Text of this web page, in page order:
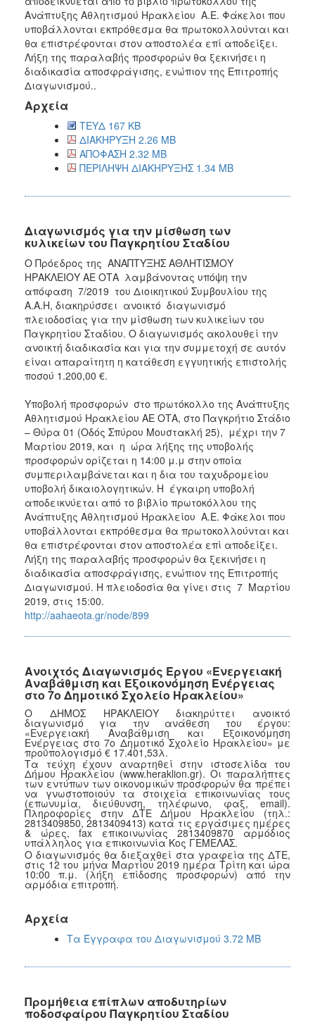
Ανάπτυξης Αθλητισμού Ηρακλείου Α.Ε. Φάκελοι που
υποβάλλονται εκπρόθεσμα θα πρωτοκολλούνται και
θα επιστρέφονται στον αποστολέα επί αποδείξει.
Λήξη της παραλαβής προσφορών θα ξεκινήσει η
διαδικασία αποσφράγισης, ενώπιον της Επιτροπής
Διαγωνισμού..
Αρχεία
ΤΕΥΔ 167 KB
ΔΙΑΚΗΡΥΞΗ 2.26 MB
ΑΠΟΦΑΣΗ 2.32 MB
ΠΕΡΙΛΗΨΗ ΔΙΑΚΗΡΥΞΗΣ 1.34 MB
Διαγωνισμός για την μίσθωση των
κυλικείων του Παγκρητίου Σταδίου
Ο Πρόεδρος της ΑΝΑΠΤΥΞΗΣ ΑΘΛΗΤΙΣΜΟΥ
ΗΡΑΚΛΕΙΟΥ ΑΕ ΟΤΑ λαμβάνοντας υπόψη την
απόφαση 7/2019 του Διοικητικού Συμβουλίου της
Α.Α.Η, διακηρύσσει ανοικτό διαγωνισμό
πλειοδοσίας για την μίσθωση των κυλικείων του
Παγκρητίου Σταδίου. Ο διαγωνισμός ακολουθεί την
ανοικτή διαδικασία και για την συμμετοχή σε αυτόν
είναι απαραίτητη η κατάθεση εγγυητικής επιστολής
ποσού 1.200,00 €.
Υποβολή προσφορών στο πρωτόκολλο της Ανάπτυξης
Αθλητισμού Ηρακλείου ΑΕ ΟΤΑ, στο Παγκρήτιο Στάδιο
– Θύρα 01 (Οδός Σπύρου Μουστακλή 25), μέχρι την 7
Μαρτίου 2019, και η ώρα λήξης της υποβολής
προσφορών ορίζεται η 14:00 μ.μ στην οποία
συμπεριλαμβάνεται και η δια του ταχυδρομείου
υποβολή δικαιολογητικών. Η έγκαιρη υποβολή
αποδεικνύεται από το βιβλίο πρωτοκόλλου της
Ανάπτυξης Αθλητισμού Ηρακλείου Α.Ε. Φάκελοι που
υποβάλλονται εκπρόθεσμα θα πρωτοκολλούνται και
θα επιστρέφονται στον αποστολέα επί αποδείξει.
Λήξη της παραλαβής προσφορών θα ξεκινήσει η
διαδικασία αποσφράγισης, ενώπιον της Επιτροπής
Διαγωνισμού. Η πλειοδοσία θα γίνει στις 7 Μαρτίου
2019, στις 15:00.
http://aahaeota.gr/node/899
Ανοιχτός Διαγωνισμός Έργου «Ενεργειακή
Αναβάθμιση και Εξοικονόμηση Ενέργειας
στο 7ο Δημοτικό Σχολείο Ηρακλείου»
Ο ΔΗΜΟΣ ΗΡΑΚΛΕΙΟΥ διακηρύττει ανοικτό
διαγωνισμό για την ανάθεση του έργου:
«Ενεργειακή Αναβάθμιση και Εξοικονόμηση
Ενέργειας στο 7ο Δημοτικό Σχολείο Ηρακλείου» με
προϋπολογισμό € 17.401,53λ.
Τα τεύχη έχουν αναρτηθεί στην ιστοσελίδα του
Δήμου Ηρακλείου (www.heraklion.gr). Οι παραλήπτες
των εντύπων των οικονομικών προσφορών θα πρέπει
να γνωστοποιούν τα στοιχεία επικοινωνίας τους
(επωνυμία, διεύθυνση, τηλέφωνο, φαξ, email).
Πληροφορίες στην ΔΤΕ Δήμου Ηρακλείου (τηλ.:
2813409850, 2813409413) κατά τις εργάσιμες ημέρες
& ώρες, fax επικοινωνίας 2813409870 αρμόδιος
υπάλληλος για επικοινωνία Κος ΓΕΜΕΛΑΣ.
Ο διαγωνισμός θα διεξαχθεί στα γραφεία της ΔΤΕ,
στις 12 του μήνα Μαρτίου 2019 ημέρα Τρίτη και ώρα
10:00 π.μ. (λήξη επίδοσης προσφορών) από την
αρμόδια επιτροπή.
Αρχεία
Τα Έγγραφα του Διαγωνισμού 3.72 MB
Προμήθεια επίπλων αποδυτηρίων
ποδοσφαίρου Παγκρητίου Σταδίου